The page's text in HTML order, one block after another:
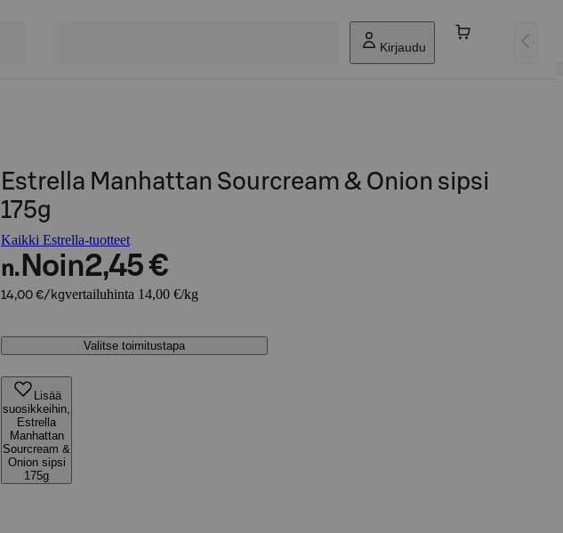
Kirjaudu
Estrella Manhattan Sourcream & Onion sipsi
175g
Kaikki Estrella-tuotteet
n. Noin2,45 €
14,00 €/kgvertailuhinta 14,00 €/kg
Valitse toimitustapa
Lisää
suosikkeihin,
Estrella
Manhattan
Sourcream &
Onion sipsi
175g